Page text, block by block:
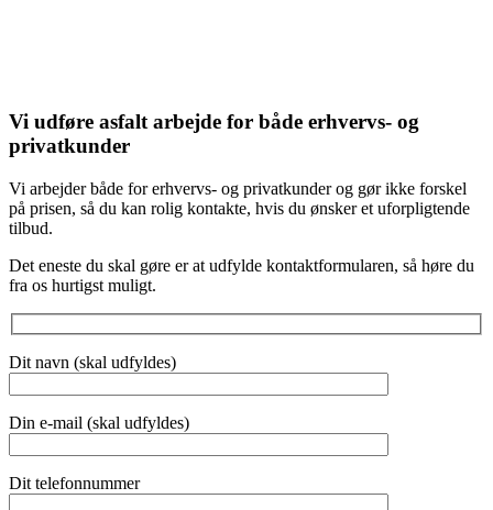
Vi udføre asfalt arbejde for både erhvervs- og
privatkunder
Vi arbejder både for erhvervs- og privatkunder og gør ikke forskel
på prisen, så du kan rolig kontakte, hvis du ønsker et uforpligtende
tilbud.
Det eneste du skal gøre er at udfylde kontaktformularen, så høre du
fra os hurtigst muligt.
Dit navn (skal udfyldes)
Din e-mail (skal udfyldes)
Dit telefonnummer